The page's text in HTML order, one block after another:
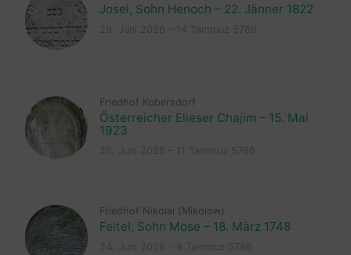
Josel, Sohn Henoch – 22. Jänner 1822
Friedhof Kobersdorf
Österreicher Elieser Chajim – 15. Mai
1923
Friedhof Nikolai (Mikolow)
Feitel, Sohn Mose – 18. März 1748